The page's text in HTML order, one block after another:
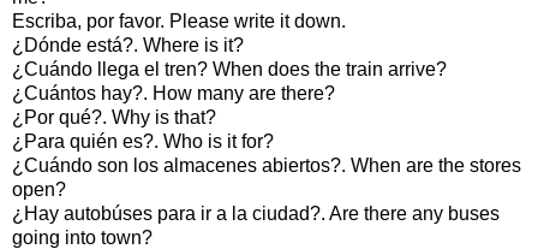
Escriba, por favor. Please write it down.
¿Dónde está?. Where is it?
¿Cuándo llega el tren? When does the train arrive?
¿Cuántos hay?. How many are there?
¿Por qué?. Why is that?
¿Para quién es?. Who is it for?
¿Cuándo son los almacenes abiertos?. When are the stores
open?
¿Hay autobúses para ir a la ciudad?. Are there any buses
going into town?